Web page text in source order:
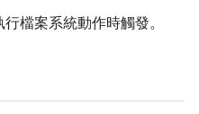
檔案系統動作時觸發。